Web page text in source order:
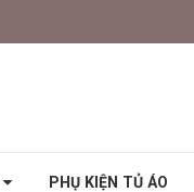
PHỤ KIỆN TỦ ÁO